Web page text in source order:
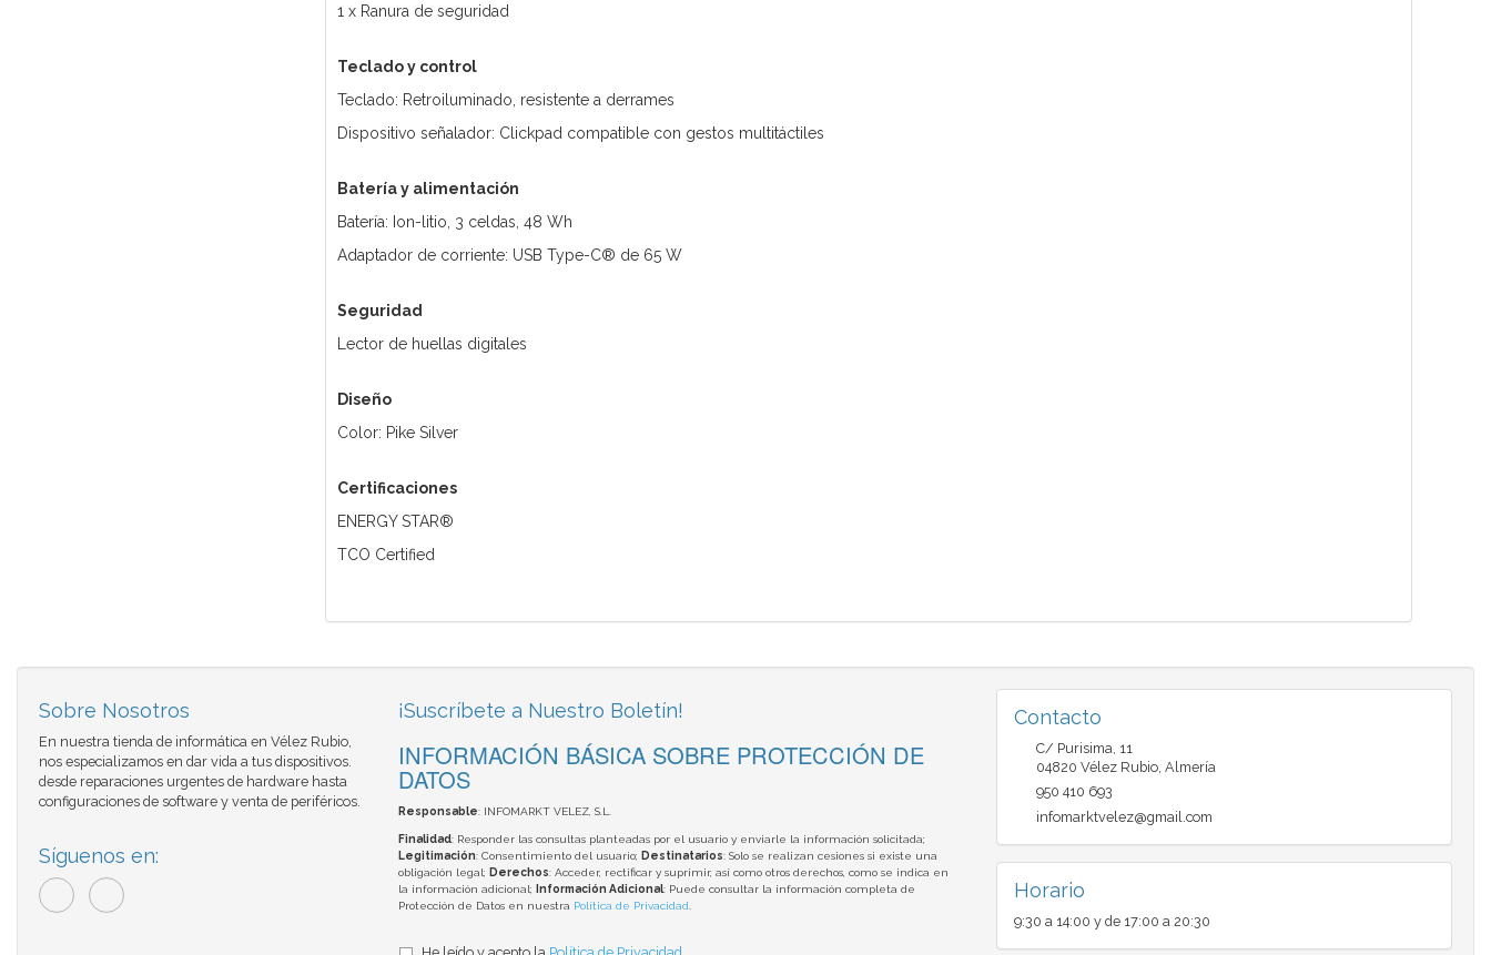
1 x Ranura de seguridad
Teclado y control
Teclado: Retroiluminado, resistente a derrames
Dispositivo señalador: Clickpad compatible con gestos multitáctiles
Batería y alimentación
Batería: Ion-litio, 3 celdas, 48 Wh
Adaptador de corriente: USB Type-C® de 65 W
Seguridad
Lector de huellas digitales
Diseño
Color: Pike Silver
Certificaciones
ENERGY STAR®
TCO Certified
Sobre Nosotros
En nuestra tienda de informática en Vélez Rubio,
nos especializamos en dar vida a tus dispositivos.
desde reparaciones urgentes de hardware hasta
configuraciones de software y venta de periféricos.
Síguenos en:
¡Suscríbete a Nuestro Boletín!
INFORMACIÓN BÁSICA SOBRE PROTECCIÓN DE
DATOS
Responsable: INFOMARKT VELEZ, S.L.
Finalidad: Responder las consultas planteadas por el usuario y enviarle la información solicitada;
Legitimación: Consentimiento del usuario; Destinatarios: Solo se realizan cesiones si existe una
obligación legal; Derechos: Acceder, rectificar y suprimir, así como otros derechos, como se indica en
la información adicional;
Información Adicional: Puede consultar la información completa de
Protección de Datos en nuestra Política de Privacidad.
Contacto
C/ Purisima, 11
04820 Vélez Rubio, Almería
950 410 693
infomarktvelez@gmail.com
Horario
9:30 a 14:00 y de 17:00 a 20:30